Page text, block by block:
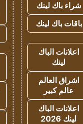
شراء باك لينك
باقات باك لينك
اعلانات الباك
لينك
اشراق العالم
عالم كبير
اعلانات الباك
لينك 2026